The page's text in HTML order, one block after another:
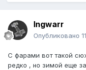
Ingwarr
Опубликовано
С фарами вот такой
редко , но зимой еще